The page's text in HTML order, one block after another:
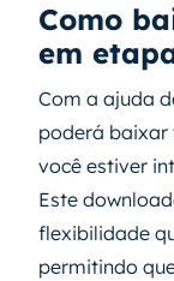
Como
em
Com a ajuda
poderá baixar
você estiver
Este
flexibilidade
permitindo